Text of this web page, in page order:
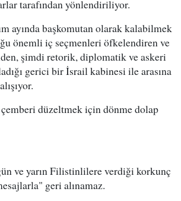
tarafından yönlendiriliyor.
ayında başkomutan olarak kalabilmek
önemli iç seçmenleri öfkelendiren ve
şimdi retorik, diplomatik ve askeri
gerici bir İsrail kabinesi ile arasına
düzeltmek için dönme dolap
ve yarın Filistinlilere verdiği korkunç
geri alınamaz.